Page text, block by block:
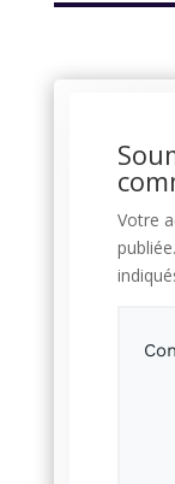
Votre
publiée.